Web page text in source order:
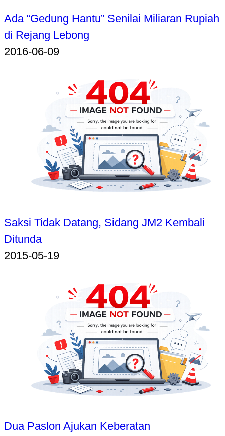
Ada “Gedung Hantu” Senilai Miliaran Rupiah
di Rejang Lebong
2016-06-09
Saksi Tidak Datang, Sidang JM2 Kembali
Ditunda
2015-05-19
Dua Paslon Ajukan Keberatan